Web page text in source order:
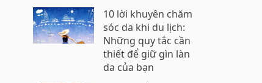
10 lời khuyên chăm
sóc da khi du lịch:
Những quy tắc cần
thiết để giữ gìn làn
da của bạn